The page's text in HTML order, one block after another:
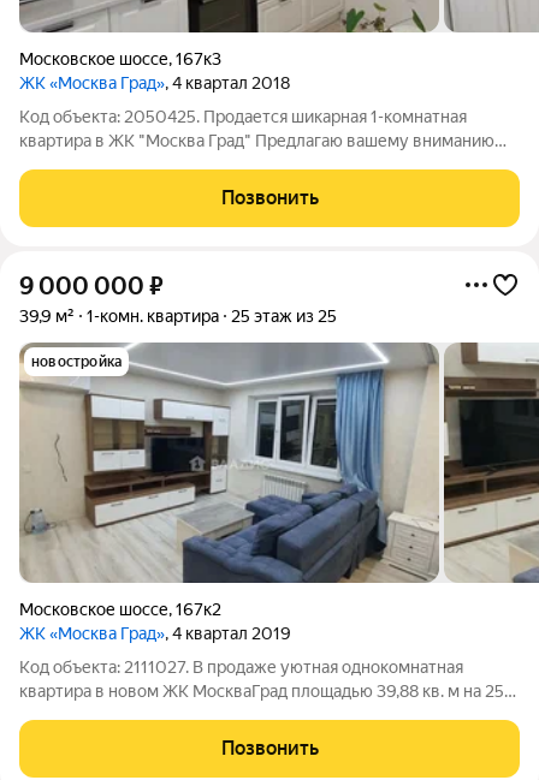
Московское шоссе,167к3
ЖК «Москва Град», 4 квартал 2018
Код объекта: 2050425. Продается шикарная 1-комнатная
квартира в ЖК "Москва Град" Предлагаю вашему вниманию
комплексе "Москва Град". Квартира пропитана теплом и
уютом. В ней выполнен прекрасный
Позвонить
9 000 000 ₽
39,9 м² 1-комн. квартира 25 этаж из 25
новостройка
Московское шоссе,167к2
ЖК «Москва Град», 4 квартал 2019
Код объекта: 2111027. В продаже уютная однокомнатная
квартира в новом ЖК МоскваГрад площадью 39,88 кв. м на 25-
Московское шоссе, 167к2. Эта квартира идеальный выбор для
тех, кто ценит комфорт и
Позвонить